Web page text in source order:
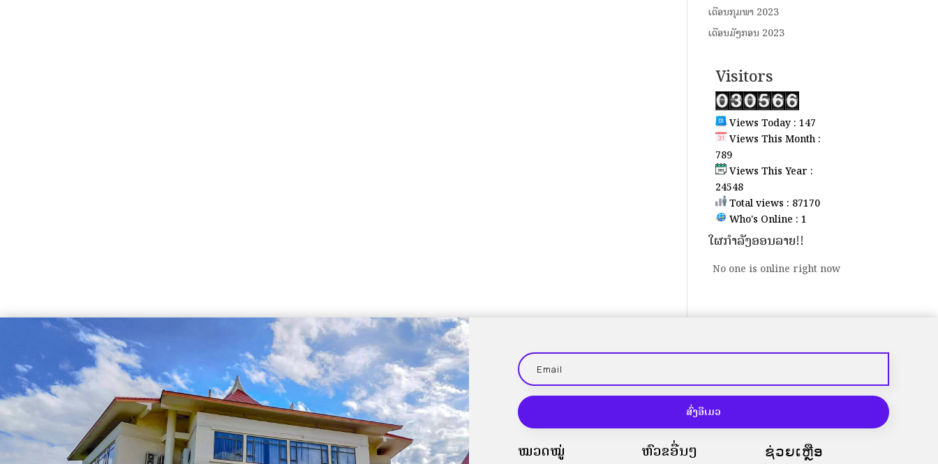
ເດືອນກຸມພາ 2023
ເດືອນມັງກອນ 2023
Visitors
Views Today : 147
Views This Month :
789
Views This Year :
24548
Total views : 87170
Who's Online : 1
ໃຜກຳລັງອອນລາຍ!!
No one is online right now
ສົ່ງອີເມວ
ໝວດໝູ່ ຫົວຂໍ້ອື່ນໆ ຊ່ວຍເຫຼືອ